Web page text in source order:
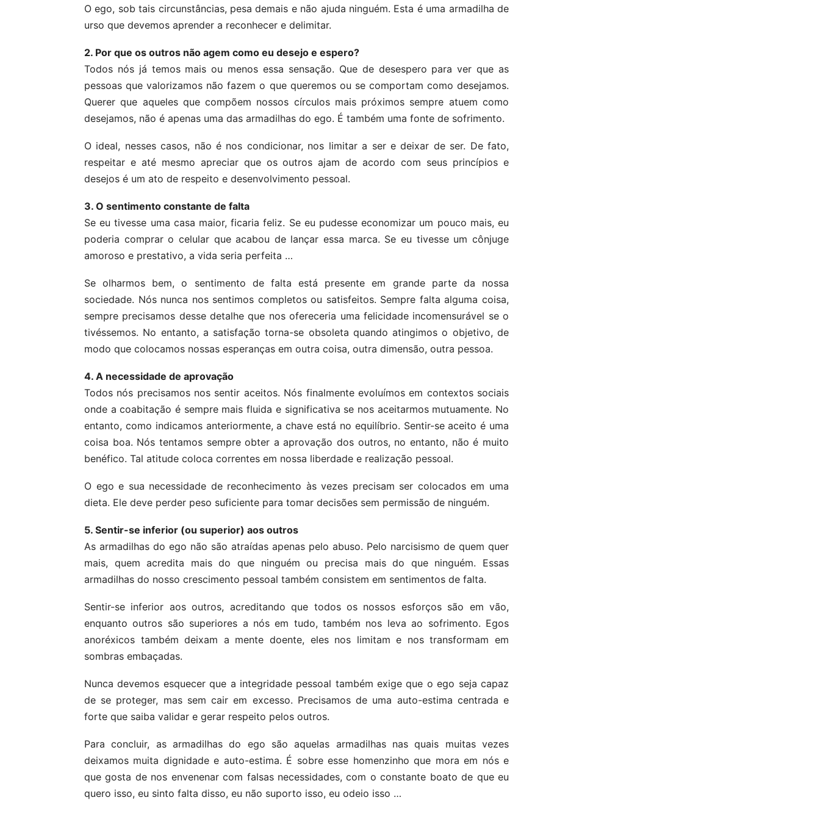
O ego, sob tais circunstâncias, pesa demais e não ajuda ninguém. Esta é uma armadilha de
urso que devemos aprender a reconhecer e delimitar.
2. Por que os outros não agem como eu desejo e espero?
Todos nós já temos mais ou menos essa sensação. Que de desespero para ver que as
pessoas que valorizamos não fazem o que queremos ou se comportam como desejamos.
Querer que aqueles que compõem nossos círculos mais próximos sempre atuem como
desejamos, não é apenas uma das armadilhas do ego. É também uma fonte de sofrimento.
O ideal, nesses casos, não é nos condicionar, nos limitar a ser e deixar de ser. De fato,
respeitar e até mesmo apreciar que os outros ajam de acordo com seus princípios e
desejos é um ato de respeito e desenvolvimento pessoal.
3. O sentimento constante de falta
Se eu tivesse uma casa maior, ficaria feliz. Se eu pudesse economizar um pouco mais, eu
poderia comprar o celular que acabou de lançar essa marca. Se eu tivesse um cônjuge
amoroso e prestativo, a vida seria perfeita …
Se olharmos bem, o sentimento de falta está presente em grande parte da nossa
sociedade. Nós nunca nos sentimos completos ou satisfeitos. Sempre falta alguma coisa,
sempre precisamos desse detalhe que nos ofereceria uma felicidade incomensurável se o
tivéssemos. No entanto, a satisfação torna-se obsoleta quando atingimos o objetivo, de
modo que colocamos nossas esperanças em outra coisa, outra dimensão, outra pessoa.
4. A necessidade de aprovação
Todos nós precisamos nos sentir aceitos. Nós finalmente evoluímos em contextos sociais
onde a coabitação é sempre mais fluida e significativa se nos aceitarmos mutuamente. No
entanto, como indicamos anteriormente, a chave está no equilíbrio. Sentir-se aceito é uma
coisa boa. Nós tentamos sempre obter a aprovação dos outros, no entanto, não é muito
benéfico. Tal atitude coloca correntes em nossa liberdade e realização pessoal.
O ego e sua necessidade de reconhecimento às vezes precisam ser colocados em uma
dieta. Ele deve perder peso suficiente para tomar decisões sem permissão de ninguém.
5. Sentir-se inferior (ou superior) aos outros
As armadilhas do ego não são atraídas apenas pelo abuso. Pelo narcisismo de quem quer
mais, quem acredita mais do que ninguém ou precisa mais do que ninguém. Essas
armadilhas do nosso crescimento pessoal também consistem em sentimentos de falta.
Sentir-se inferior aos outros, acreditando que todos os nossos esforços são em vão,
enquanto outros são superiores a nós em tudo, também nos leva ao sofrimento. Egos
anoréxicos também deixam a mente doente, eles nos limitam e nos transformam em
sombras embaçadas.
Nunca devemos esquecer que a integridade pessoal também exige que o ego seja capaz
de se proteger, mas sem cair em excesso. Precisamos de uma auto-estima centrada e
forte que saiba validar e gerar respeito pelos outros.
Para concluir, as armadilhas do ego são aquelas armadilhas nas quais muitas vezes
deixamos muita dignidade e auto-estima. É sobre esse homenzinho que mora em nós e
que gosta de nos envenenar com falsas necessidades, com o constante boato de que eu
quero isso, eu sinto falta disso, eu não suporto isso, eu odeio isso …